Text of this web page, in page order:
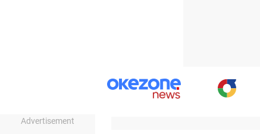
Advertisement